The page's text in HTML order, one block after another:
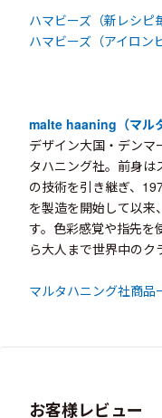
ハマビーズ（新レシピ
ハマビーズ（アイロン
malte haaning（マル
デザイン大国・デンマ
タハニング社。前身
の技術を引き継ぎ、
を製造を開始して以来
す。色彩感覚や指先を
ら大人まで世界中のク
マルタハニング社商品
お客様レビュー